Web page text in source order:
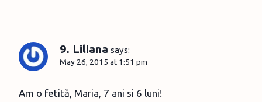
9. Liliana says:
May 26, 2015 at 1:51 pm
Am o fetită, Maria, 7 ani si 6 luni!